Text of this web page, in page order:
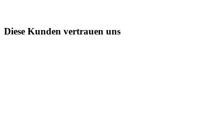
Diese Kunden vertrauen uns